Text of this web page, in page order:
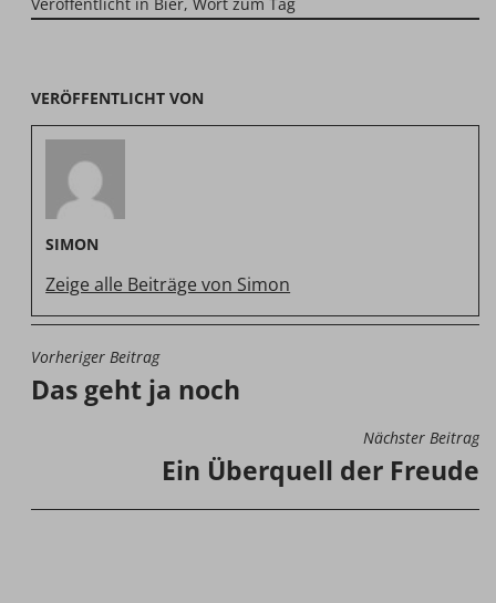
VERÖFFENTLICHT VON
SIMON
Zeige alle Beiträge von Simon
BEITRAGSNAVIGATION
Vorheriger Beitrag
Das geht ja noch
Nächster Beitrag
Ein Überquell der Freude